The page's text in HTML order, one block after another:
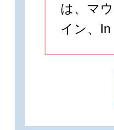
は、マ
イン、